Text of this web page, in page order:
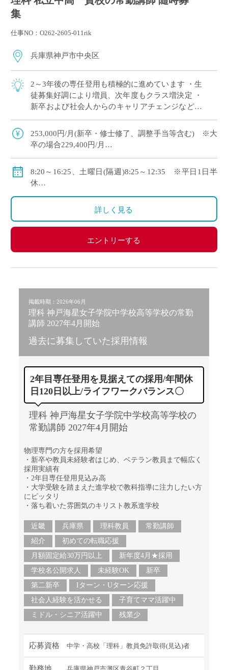
集
仕事NO：O262-2605-011rik
兵庫県神戸市中央区
2～3年後の専任登用も積極的に進めています ・生
徒募集好調により増員、次年度もクラス増決定 ・
新卒および社会人からのキャリアチェンジなど未
550万円(ご経験等による) ・神 […]
253,000円/月(新卒・修士修了、調整手当等含む) ※大
卒の場合229,400円/月
◇手当：各種有
◇賞与：有
8:20～16:25、土曜日(隔週)8:25～12:35 ※平日1日半
休
・休日：平日1日半休、土曜日(隔週)、日・祝日、その
・イベント等で休日出勤した場合は代休取得で対応
詳しく見る
エントリーする
掲載時期：2026年06月
理科 神戸海星女子学院中学校高等学校の常勤
講師 2027年4月開始
過去に募集していた採用情報
2年目専任登用を見据えての採用/年間休
日120日以上/ライフワークバランス〇
理科 神戸海星女子学院中学校高等学校の
常勤講師 2027年4月開始
物理専門の方を採用希望
・新卒や教員未経験者はじめ、ベテラン教員まで幅広く
採用実績有
・2年目専任登用見込み高
・大学受験を踏まえた進学校で教科指導に注力したい方
にピッタリ
・落ち着いた雰囲気のキリスト教系進学校
近畿 兵庫県 理科教員
常勤講師
紹介
初めての転職応援
月額固定給30万円以上
新年度4月★採用
学校名公開求人
未経験OK
新卒
第二新卒
Iターン・Uターン応援
社会人経験を活かせる
子育てママ活躍中
ミドル・シニア活躍中
残業少
応募資格 中学・高校「理科」教員免許取得(見込)者
勤務地